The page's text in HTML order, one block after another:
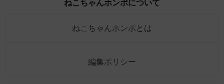
ねこちゃんホンポについて
ねこちゃんホンポとは
編集ポリシー